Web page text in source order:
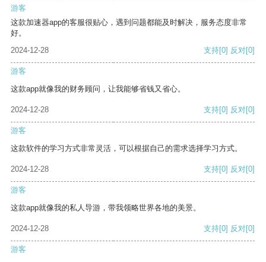
游客
这款加速器app的客服很贴心，遇到问题都能及时解决，服务态度非常
好。
2024-12-28
支持[0] 反对[0]
游客
这款app就像我的财务顾问，让我能够省钱又省心。
2024-12-28 支持[0] 反对[0]
游客
这款软件的学习方式非常灵活，可以根据自己的需求选择学习方式。
2024-12-28 支持[0] 反对[0]
游客
这款app就像我的私人导游，带我领略世界各地的美景。
2024-12-28 支持[0] 反对[0]
游客